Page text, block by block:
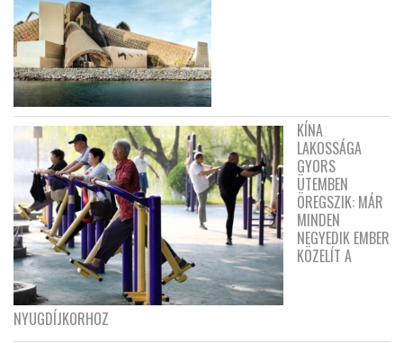
KÍNA
LAKOSSÁGA
GYORS
ÜTEMBEN
ÖREGSZIK: MÁR
MINDEN
NEGYEDIK EMBER
KÖZELÍT A
NYUGDÍJKORHOZ